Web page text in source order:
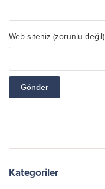
Web siteniz (zorunlu değil)
Kategoriler